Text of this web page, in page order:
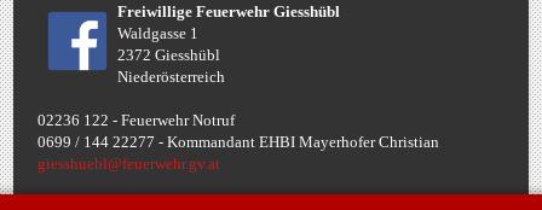
Freiwillige Feuerwehr Giesshübl
Waldgasse 1
2372 Giesshübl
Niederösterreich
02236 122 - Feuerwehr Notruf
0699 / 144 22277 - Kommandant EHBI Mayerhofer Christian
giesshuebl@feuerwehr.gv.at